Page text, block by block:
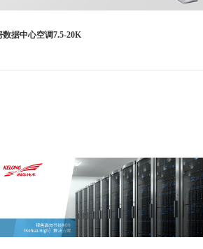
据中心空调7.5-20K